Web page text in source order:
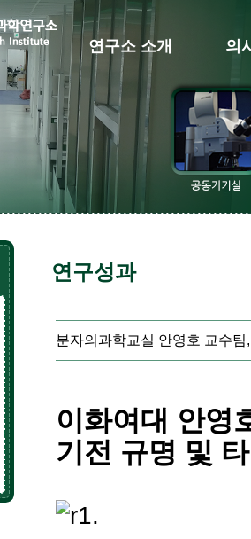
연구소 소개 의
연구성과
분자의과학교실 안영호 교수
이화여대 안영
기전 규명 및